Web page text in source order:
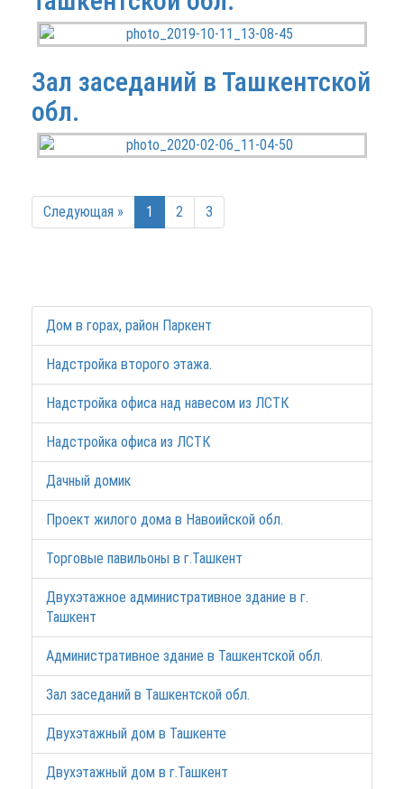
Зал заседаний в Ташкентской
обл.
Следующая » 1 2 3
Дом в горах, район Паркент
Надстройка второго этажа.
Надстройка офиса над навесом из ЛСТК
Надстройка офиса из ЛСТК
Дачный домик
Проект жилого дома в Навоийской обл.
Торговые павильоны в г.Ташкент
Двухэтажное административное здание в г.
Ташкент
Административное здание в Ташкентской обл.
Зал заседаний в Ташкентской обл.
Двухэтажный дом в Ташкенте
Двухэтажный дом в г.Ташкент